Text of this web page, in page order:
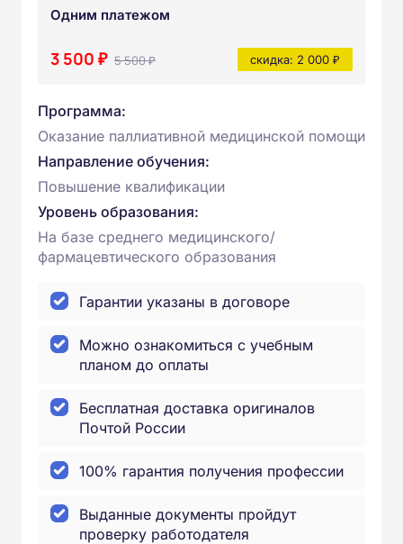
Одним платежом
3 500 ₽ 5 500 ₽ скидка: 2 000 ₽
Программа:
Оказание паллиативной медицинской помощи
Направление обучения:
Повышение квалификации
Уровень образования:
На базе среднего медицинского/
фармацевтического образования
Гарантии указаны в договоре
Можно ознакомиться с учебным
планом до оплаты
Бесплатная доставка оригиналов
Почтой России
100% гарантия получения профессии
Выданные документы пройдут
проверку работодателя